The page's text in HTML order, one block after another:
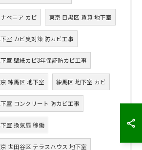
ベニア カビ 東京 目黒区 賃貸 地下室
室 カビ臭対策 防カビ工事
室 壁紙カビ3年保証防カビ工事
練馬区 地下室 練馬区 地下室 カビ
室 コンクリート 防カビ工事
室 換気扇 稼働
世田谷区 テラスハウス 地下室